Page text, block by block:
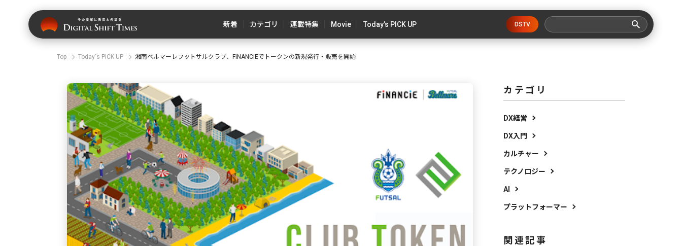
新着 カテゴリ 連載特集 Movie Today’s PICK UP DSTV
Top Today's PICK UP 湘南ベルマーレフットサルクラブ、FiNANCiEでトークンの新規発行・販売を開始
カテゴリ
DX経営
DX入門
カルチャー
テクノロジー
AI
プラットフォーマー
関連記事